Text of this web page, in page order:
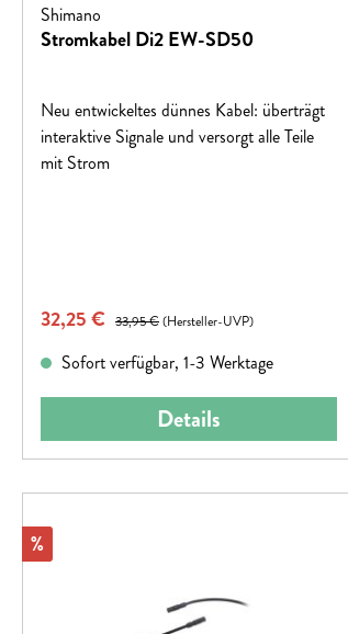
Shimano
Stromkabel Di2 EW-SD50
Neu entwickeltes dünnes Kabel: überträgt
interaktive Signale und versorgt alle Teile
mit Strom
Verkaufspreis:
32,25 € Regulärer Preis:
33,95 €(Hersteller-UVP)
Sofort verfügbar, 1-3 Werktage
Details
Rabatt
%